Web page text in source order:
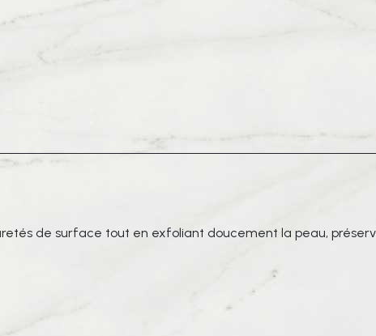
de surface tout en exfoliant doucement la peau,